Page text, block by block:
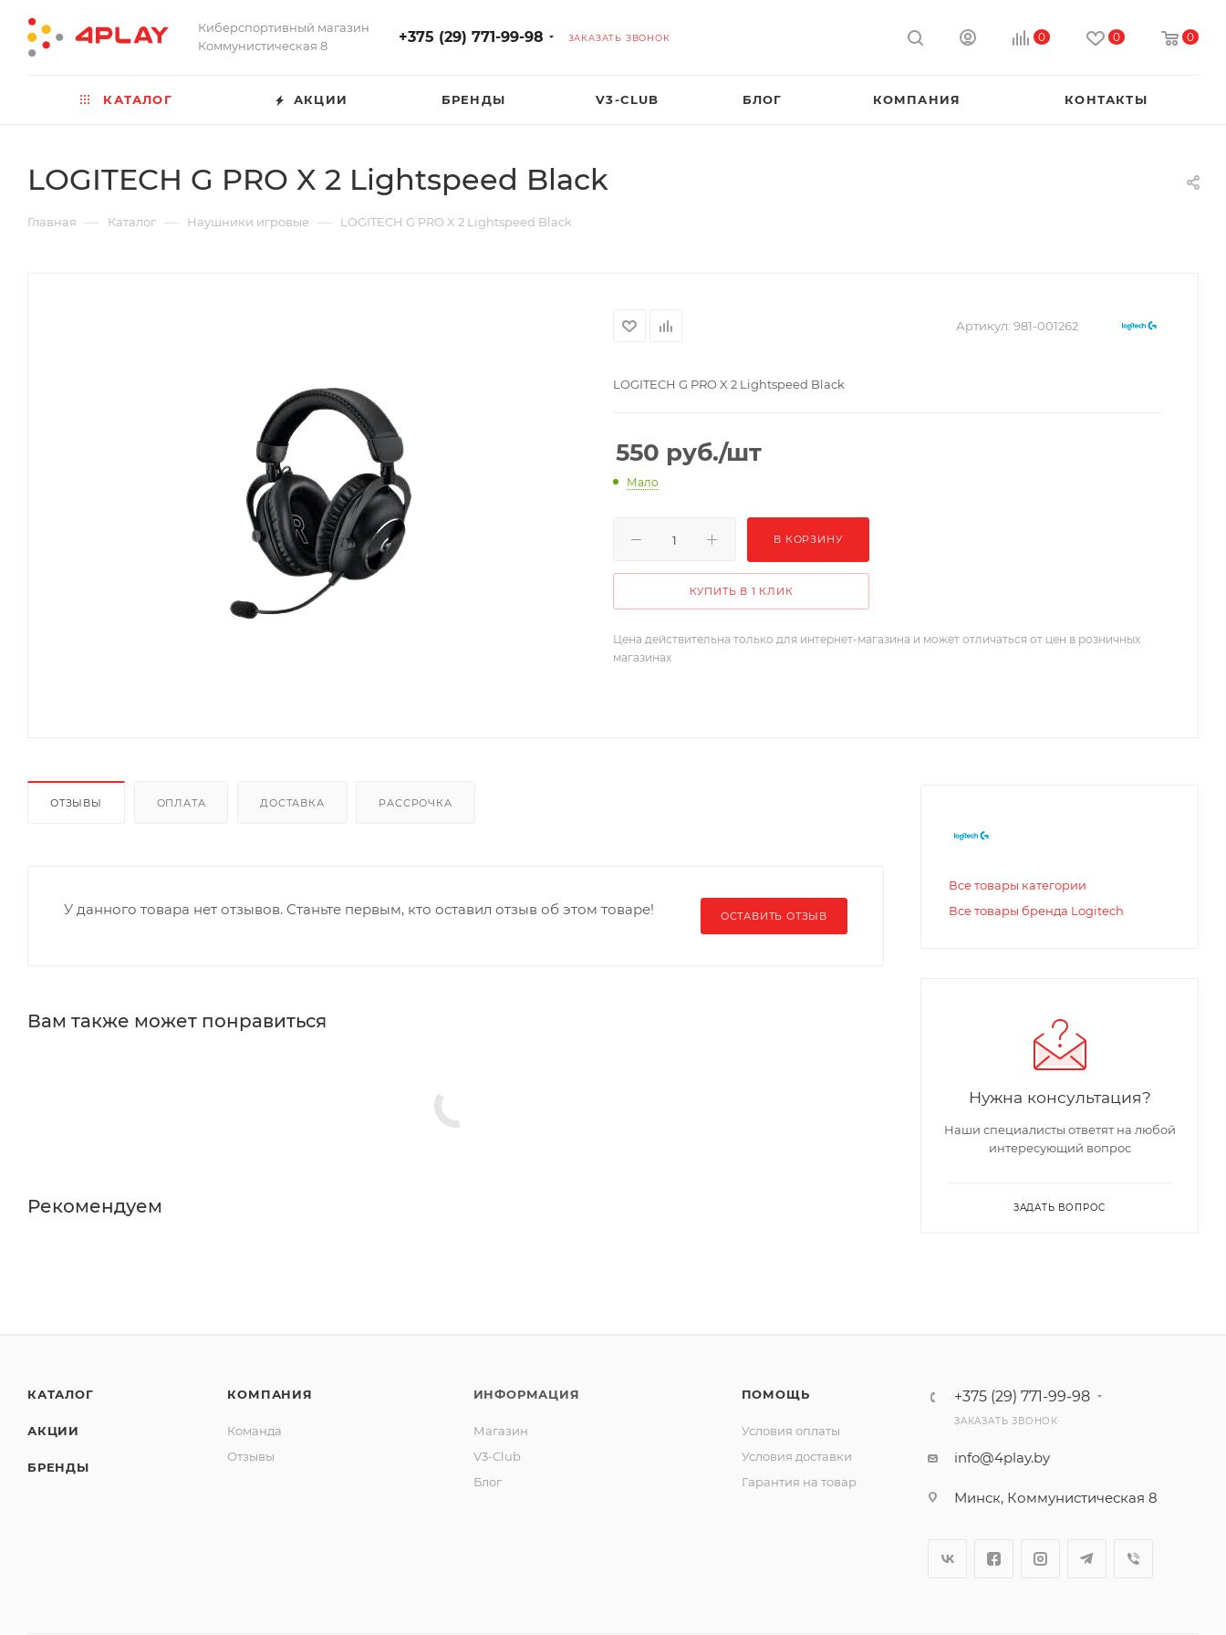
Киберспортивный магазин
Коммунистическая 8
+375 (29) 771-99-98 ЗАКАЗАТЬ ЗВОНОК 0 0 0
КАТАЛОГ АКЦИИ БРЕНДЫ V3-CLUB БЛОГ КОМПАНИЯ КОНТАКТЫ
LOGITECH G PRO X 2 Lightspeed Black
Главная — Каталог — Наушники игровые — LOGITECH G PRO X 2 Lightspeed Black
Артикул: 981-001262
LOGITECH G PRO X 2 Lightspeed Black
550 руб./шт
Мало
В КОРЗИНУ
КУПИТЬ В 1 КЛИК
Цена действительна только для интернет-магазина и может отличаться от цен в розничных
магазинах
ОТЗЫВЫ ОПЛАТА ДОСТАВКА РАССРОЧКА
ОСТАВИТЬ ОТЗЫВ
У данного товара нет отзывов. Станьте первым, кто оставил отзыв об этом товаре!
Вам также может понравиться
Рекомендуем
Все товары категории
Все товары бренда Logitech
Нужна консультация?
Наши специалисты ответят на любой
интересующий вопрос
ЗАДАТЬ ВОПРОС
КАТАЛОГ
АКЦИИ
БРЕНДЫ
КОМПАНИЯ
Команда
Отзывы
ИНФОРМАЦИЯ
Магазин
V3-Club
Блог
ПОМОЩЬ
Условия оплаты
Условия доставки
Гарантия на товар
+375 (29) 771-99-98
ЗАКАЗАТЬ ЗВОНОК
info@4play.by
Минск, Коммунистическая 8